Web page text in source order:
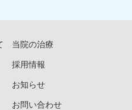
当院の治療
採用情報
お知らせ
お問い合わせ